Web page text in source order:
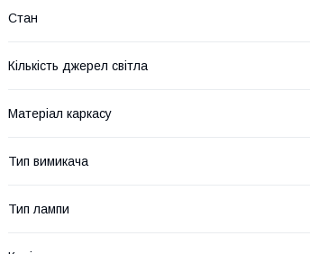
Стан
Кількість джерел світла
Матеріал каркасу
Тип вимикача
Тип лампи